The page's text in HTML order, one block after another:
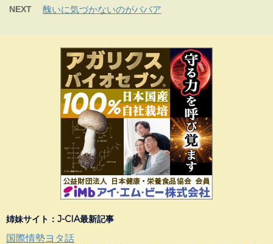
NEXT 醜いに気づかないのがババア
姉妹サイト：J-CIA最新記事
国際情勢ヨタ話